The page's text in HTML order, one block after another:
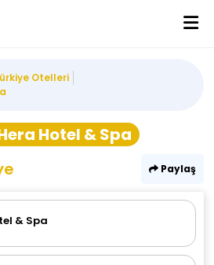
Otelleri
Hotel & Spa
Paylaş